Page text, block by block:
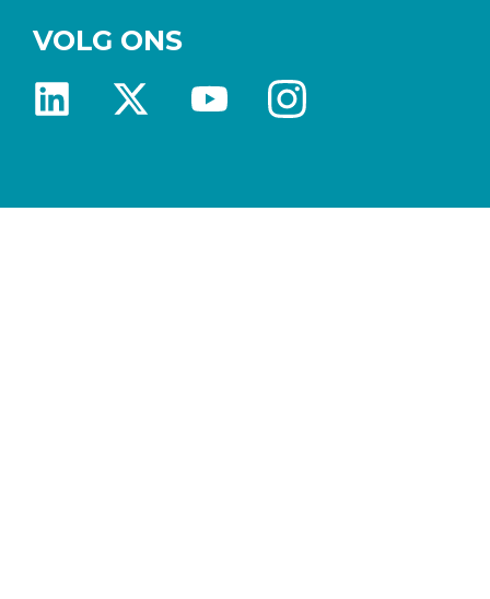
VOLG ONS